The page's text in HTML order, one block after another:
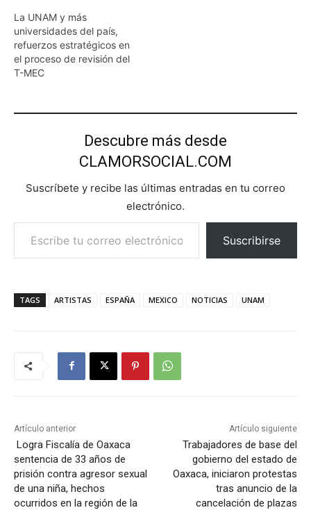
La UNAM y más
universidades del país,
refuerzos estratégicos en
el proceso de revisión del
T-MEC
Descubre más desde
CLAMORSOCIAL.COM
Suscríbete y recibe las últimas entradas en tu correo
electrónico.
Escribe tu correo electrónico…
Suscribirse
TAGS ARTISTAS ESPAÑA MEXICO NOTICIAS UNAM
Artículo anterior
Logra Fiscalía de Oaxaca
sentencia de 33 años de
prisión contra agresor sexual
de una niña, hechos
ocurridos en la región de la
Artículo siguiente
Trabajadores de base del
gobierno del estado de
Oaxaca, iniciaron protestas
tras anuncio de la
cancelación de plazas